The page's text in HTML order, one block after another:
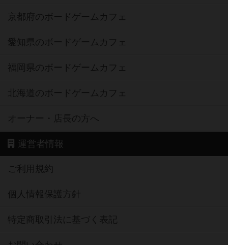
京都府のボードゲームカフェ
愛知県のボードゲームカフェ
福岡県のボードゲームカフェ
北海道のボードゲームカフェ
オーナー・店長の方へ
運営者情報
ご利用規約
個人情報保護方針
特定商取引法に基づく表記